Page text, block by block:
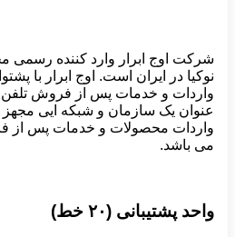
شرکت اوج ابرار وارد کننده رسمی
نوکیا در ایران است. اوج ابرار با
واردات و خدمات پس از فروش تلفن
عنوان یک سازمان و شبکه ایی مجهز
واردات محصولات و خدمات پس از
می باشد.
واحد پشتیبانی (۲۰ خط)